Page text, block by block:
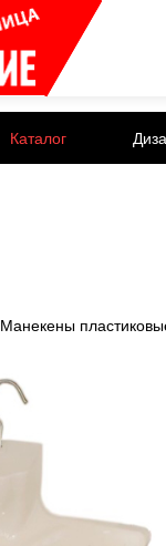
Каталог
Манекены